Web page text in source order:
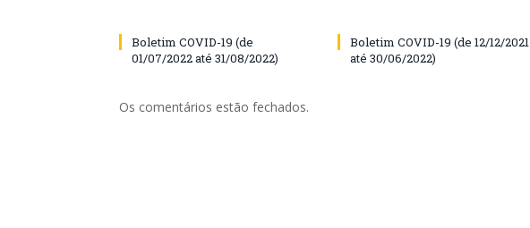
Boletim COVID-19 (de
01/07/2022 até 31/08/2022)
Boletim COVID-19 (de 12/12/2021
até 30/06/2022)
Os comentários estão fechados.